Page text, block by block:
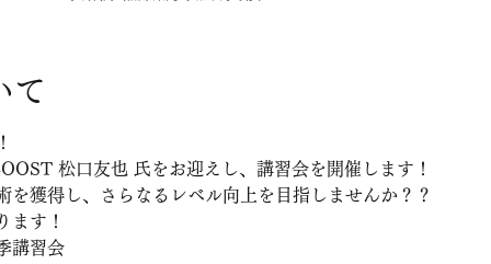
て
松口友也 氏をお迎えし、講習会を開催します！
を獲得し、さらなるレベル向上を目指しませんか？？
ます！
講習会